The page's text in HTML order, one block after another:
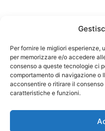
Per fornire le migliori
per memorizzare e/o accedere
consenso a queste tecnologie ci
comportamento di navigazione o
acconsentire o ritirare il
caratteristiche e funzioni.
Federazione
codice
Responsabile sito